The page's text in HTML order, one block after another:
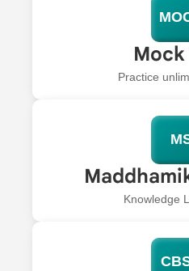
Mock
Practice
Knowledge